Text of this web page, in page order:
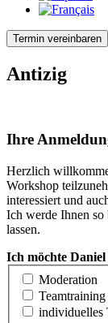
Termin vereinbaren
Antizig
Ihre
Herzlich
Workshop
interessiert und
Ich werde Ihnen
lassen.
Ich möchte
Moderation
Teamtraining
individuelles